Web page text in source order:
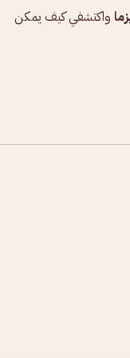
واكتشفي كيف يمكن